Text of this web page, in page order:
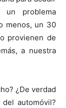
problema
menos, un 30
provienen de
a nuestra
¿De verdad
automóvil?